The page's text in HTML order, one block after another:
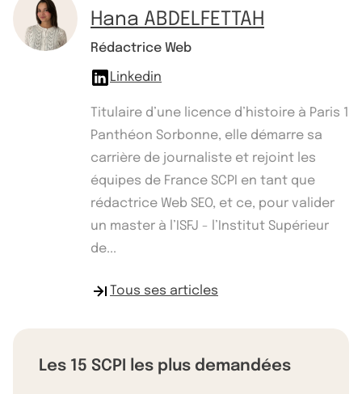
Hana ABDELFETTAH
Rédactrice Web
Linkedin
Titulaire d’une licence d’histoire à Paris 1
Panthéon Sorbonne, elle démarre sa
carrière de journaliste et rejoint les
équipes de France SCPI en tant que
rédactrice Web SEO, et ce, pour valider
un master à l’ISFJ - l’Institut Supérieur
de...
Tous ses articles
Les 15 SCPI les plus demandées